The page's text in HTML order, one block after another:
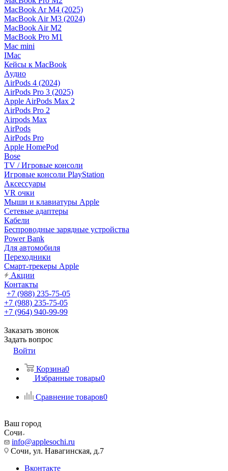
MacBook Ar M4 (2025)
MacBook Air M3 (2024)
MacBook Air M2
MacBook Pro M1
Mac mini
IMac
Кейсы к MacBook
Аудио
AirPods 4 (2024)
AirPods Pro 3 (2025)
Apple AirPods Max 2
AirPods Pro 2
Airpods Max
AirPods
AirPods Pro
Apple HomePod
Bose
TV / Игровые консоли
Игровые консоли PlayStation
Аксессуары
VR очки
Мыши и клавиатуры Apple
Сетевые адаптеры
Кабели
Беспроводные зарядные устройства
Power Bank
Для автомобиля
Переходники
Смарт-трекеры Apple
Акции
Контакты
+7 (988) 235-75-05
+7 (988) 235-75-05
+7 (964) 940-99-99
Заказать звонок
Задать вопрос
Войти
Корзина0
Избранные товары0
Сравнение товаров0
Ваш город
Сочи
info@applesochi.ru
Сочи, ул. Навагинская, д.7
Вконтакте